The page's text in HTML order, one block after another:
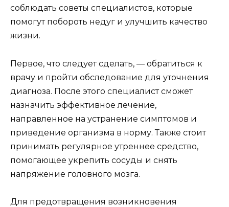
соблюдать советы специалистов, которые
помогут побороть недуг и улучшить качество
жизни.
Первое, что следует сделать, — обратиться к
врачу и пройти обследование для уточнения
диагноза. После этого специалист сможет
назначить эффективное лечение,
направленное на устранение симптомов и
приведение организма в норму. Также стоит
принимать регулярное утреннее средство,
помогающее укрепить сосуды и снять
напряжение головного мозга.
Для предотвращения возникновения